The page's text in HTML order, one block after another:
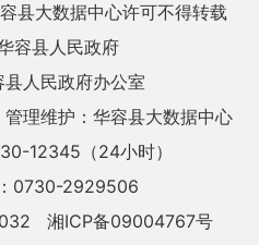
县大数据中心许可不得转载
容县人民政府
人民政府办公室
管理维护：华容县大数据中心
12345（24小时）
0730-2929506
湘ICP备09004767号